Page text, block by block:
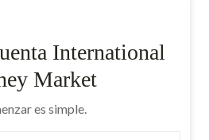
International
Market
es simple.